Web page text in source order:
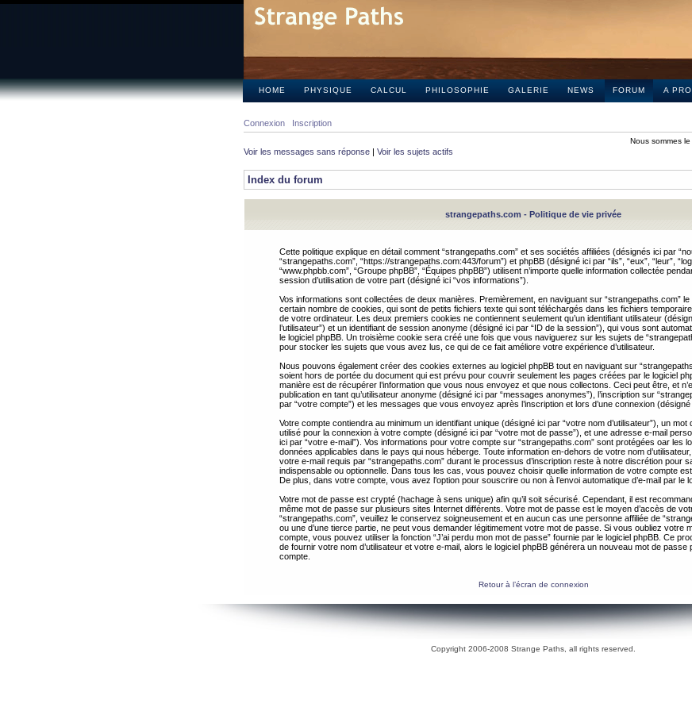
HOME PHYSIQUE CALCUL PHILOSOPHIE GALERIE NEWS FORUM A
Connexion Inscription
Nous sommes
Voir les messages sans réponse | Voir les sujets actifs
Index du forum
strangepaths.com - Politique de vie privée
Cette politique explique en détail comment “strangepaths.com” et ses sociétés affiliées (désignés ici par
“strangepaths.com”, “https://strangepaths.com:443/forum”) et phpBB (désigné ici par “ils”, “eux”, “leur”,
“www.phpbb.com”, “Groupe phpBB”, “Équipes phpBB”) utilisent n’importe quelle information collectée
session d’utilisation de votre part (désigné ici “vos informations”).
Vos informations sont collectées de deux manières. Premièrement, en naviguant sur “strangepaths.com”
certain nombre de cookies, qui sont de petits fichiers texte qui sont téléchargés dans les fichiers
de votre ordinateur. Les deux premiers cookies ne contiennent seulement qu’un identifiant utilisateur
l’utilisateur”) et un identifiant de session anonyme (désigné ici par “ID de la session”), qui vous sont
le logiciel phpBB. Un troisième cookie sera créé une fois que vous naviguerez sur les sujets de
pour stocker les sujets que vous avez lus, ce qui de ce fait améliore votre expérience d’utilisateur.
Nous pouvons également créer des cookies externes au logiciel phpBB tout en naviguant sur
soient hors de portée du document qui est prévu pour couvrir seulement les pages créées par le logiciel
manière est de récupérer l’information que vous nous envoyez et que nous collectons. Ceci peut être, et
publication en tant qu’utilisateur anonyme (désigné ici par “messages anonymes”), l’inscription sur
par “votre compte”) et les messages que vous envoyez après l’inscription et lors d’une connexion (désigné
Votre compte contiendra au minimum un identifiant unique (désigné ici par “votre nom d’utilisateur”), un
utilisé pour la connexion à votre compte (désigné ici par “votre mot de passe”), et une adresse e-mail
ici par “votre e-mail”). Vos informations pour votre compte sur “strangepaths.com” sont protégées oar les
données applicables dans le pays qui nous héberge. Toute information en-dehors de votre nom
votre e-mail requis par “strangepaths.com” durant le processus d’inscription reste à notre discrétion pour
indispensable ou optionnelle. Dans tous les cas, vous pouvez choisir quelle information de votre compte
De plus, dans votre compte, vous avez l’option pour souscrire ou non à l’envoi automatique d’e-mail par le
Votre mot de passe est crypté (hachage à sens unique) afin qu’il soit sécurisé. Cependant, il est
même mot de passe sur plusieurs sites Internet différents. Votre mot de passe est le moyen d’accès de
“strangepaths.com”, veuillez le conservez soigneusement et en aucun cas une personne affiliée de
ou une d’une tierce partie, ne peut vous demander légitimement votre mot de passe. Si vous oubliez votre
compte, vous pouvez utiliser la fonction “J’ai perdu mon mot de passe” fournie par le logiciel phpBB. Ce
de fournir votre nom d’utilisateur et votre e-mail, alors le logiciel phpBB générera un nouveau mot de
compte.
Retour à l’écran de connexion
Copyright 2006-2008 Strange Paths, all rights reserved.